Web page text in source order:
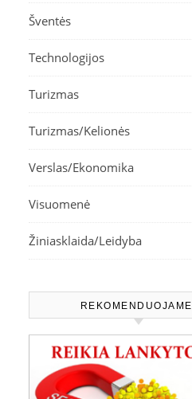
Šventės
Technologijos
Turizmas
Turizmas/Kelionės
Verslas/Ekonomika
Visuomenė
Žiniasklaida/Leidyba
REKOMENDUOJAME